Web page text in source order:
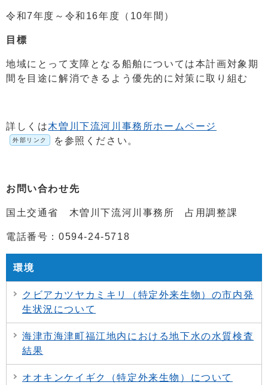
令和7年度～令和16年度（10年間）
目標
地域にとって支障となる船舶については本計画対象期
間を目途に解消できるよう優先的に対策に取り組む
詳しくは木曽川下流河川事務所ホームページ
外部リンク を参照ください。
お問い合わせ先
国土交通省 木曽川下流河川事務所 占用調整課
電話番号：0594-24-5718
環境
クビアカツヤカミキリ（特定外来生物）の市内発
生状況について
海津市海津町福江地内における地下水の水質検査
結果
オオキンケイギク（特定外来生物）について